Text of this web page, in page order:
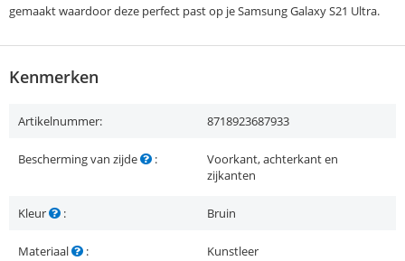
gemaakt waardoor deze perfect past op je Samsung Galaxy S21 Ultra.
Kenmerken
Artikelnummer: 8718923687933
Bescherming van zijde :
Voorkant, achterkant en
zijkanten
Kleur : Bruin
Materiaal : Kunstleer